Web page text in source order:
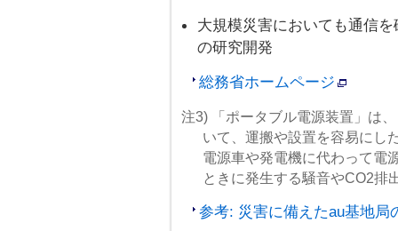
大規模災害においても通信
の研究開発
総務省ホームページ
注3) 「ポータブル電源装置」は
いて、運搬や設置を容易にし
電源車や発電機に代わって電
ときに発生する騒音やCO2排
参考: 災害に備えたau基地局